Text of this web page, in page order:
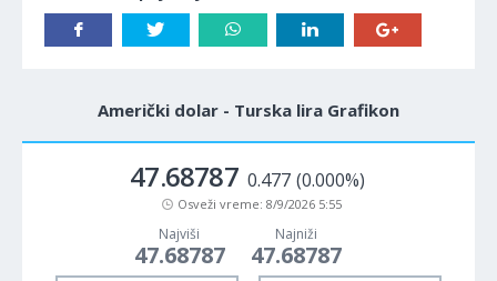
Američki dolar - Turska lira Grafikon
47.68787 0.477 (0.000%)
Osveži vreme: 8/9/2026 5:55
Najviši
47.68787
Najniži
47.68787